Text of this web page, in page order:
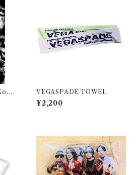
VEGASPADE TOWEL
¥2,200